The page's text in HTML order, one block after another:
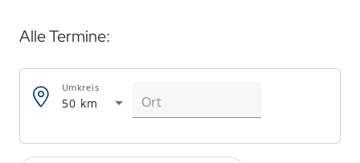
Alle Termine:
50 km
Umkreis